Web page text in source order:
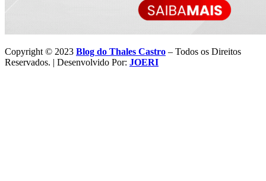
Copyright © 2023 Blog do Thales Castro – Todos os Direitos
Reservados. | Desenvolvido Por: JOERI